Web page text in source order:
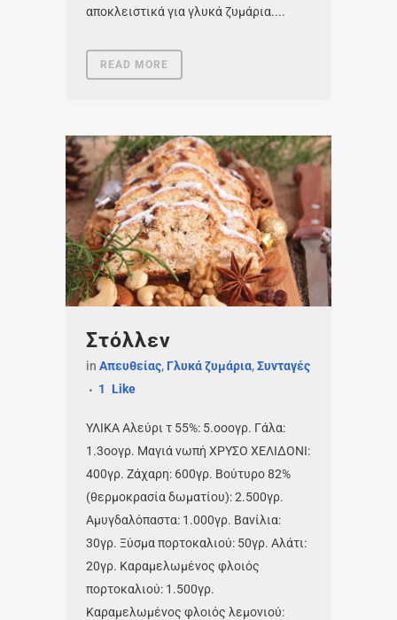
αποκλειστικά για γλυκά ζυμάρια....
READ MORE
Στόλλεν
in Απευθείας, Γλυκά ζυμάρια,Συνταγές
1
Like
ΥΛΙΚΑ Αλεύρι τ 55%: 5.οοογρ. Γάλα:
1.3οογρ. Μαγιά νωπή ΧΡΥΣΟ ΧΕΛΙΔΟΝΙ:
400γρ. Ζάχαρη: 600γρ. Βούτυρο 82%
(θερμοκρασία δωματίου): 2.500γρ.
Αμυγδαλόπαστα: 1.000γρ. Βανίλια:
30γρ. Ξύσμα πορτοκαλιού: 50γρ. Αλάτι:
20γρ. Καραμελωμένος φλοιός
πορτοκαλιού: 1.500γρ.
Καραμελωμένος φλοιός λεμονιού: